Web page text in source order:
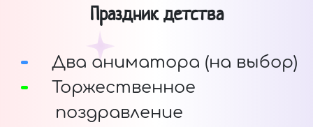
Праздник детства
Два аниматора (на выбор)
Торжественное
поздравление